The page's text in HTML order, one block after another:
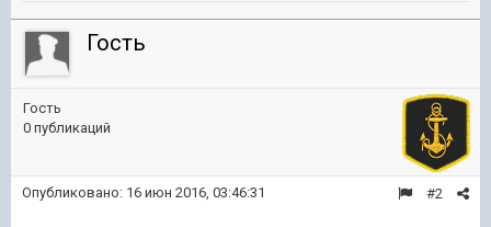
Гость
Гость
0 публикаций
#2
Опубликовано: 16 июн 2016, 03:46:31